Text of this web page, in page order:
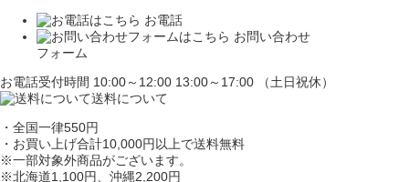
お電話
お問い合わせ
フォーム
お電話受付時間 10:00～12:00 13:00～17:00 （土日祝休）
送料について
・全国一律550円
・お買い上げ合計10,000円 以上で送料無料
※一部対象外商品がございます。
※北海道1,100円、沖縄2,200円